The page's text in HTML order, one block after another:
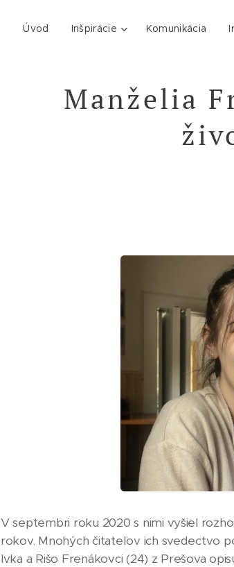
Úvod Inšpirácie Komunikácia
Manželia
V septembri roku 2020 s nimi vyšiel
rokov. Mnohých čitateľov ich svedectvo
Ivka a Rišo Frenákovci (24) z Prešova